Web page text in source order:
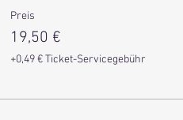
Preis
19,50 €
+0,49 € Ticket-Servicegebühr